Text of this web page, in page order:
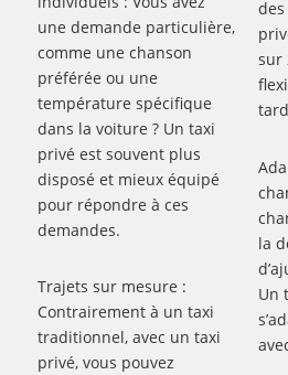
une demande particulière,
comme une chanson
préférée ou une
température spécifique
dans la voiture ? Un taxi
privé est souvent plus
disposé et mieux équipé
pour répondre à ces
demandes.
Trajets sur mesure :
Contrairement à un taxi
traditionnel, avec un taxi
privé, vous pouvez
sur
la
Un